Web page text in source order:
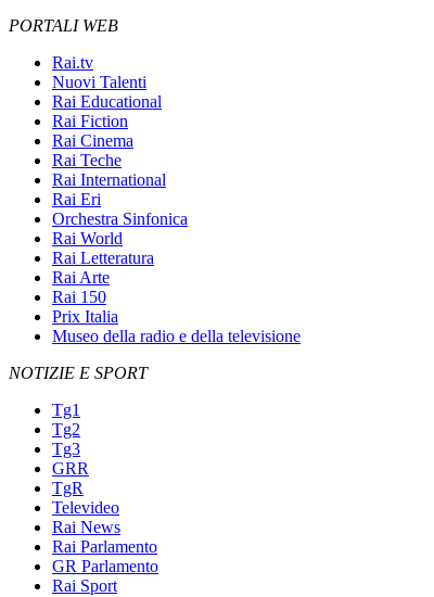
PORTALI WEB
Rai.tv
Nuovi Talenti
Rai Educational
Rai Fiction
Rai Cinema
Rai Teche
Rai International
Rai Eri
Orchestra Sinfonica
Rai World
Rai Letteratura
Rai Arte
Rai 150
Prix Italia
Museo della radio e della televisione
NOTIZIE E SPORT
Tg1
Tg2
Tg3
GRR
TgR
Televideo
Rai News
Rai Parlamento
GR Parlamento
Rai Sport